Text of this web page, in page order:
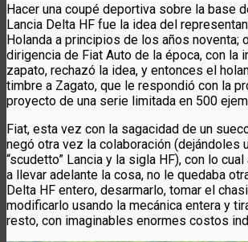
Hacer una coupé deportiva sobre la base
Lancia Delta HF fue la idea del
Holanda a principios de los años noventa;
dirigencia de Fiat Auto de la época, con la
zapato, rechazó la idea, y entonces el
timbre a Zagato, que le respondió con la
proyecto de una serie limitada en 500
Fiat, esta vez con la sagacidad de un
negó otra vez la colaboración (dejándoles
“scudetto” Lancia y la sigla HF), con lo
a llevar adelante la cosa, no le quedaba
Delta HF entero, desarmarlo, tomar el
modificarlo usando la mecánica entera y
resto, con imaginables enormes costos